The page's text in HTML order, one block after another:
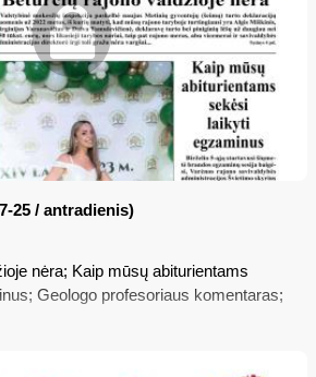
25 / antradienis)
nėra; Kaip mūsų abiturientams
Geologo profesoriaus komentaras;